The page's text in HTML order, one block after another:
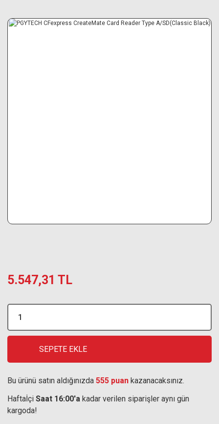
5.547,31 TL
SEPETE EKLE
Bu ürünü satın aldığınızda 555 puan kazanacaksınız.
Haftaİçi Saat 16:00'a kadar verilen siparişler aynı gün
kargoda!